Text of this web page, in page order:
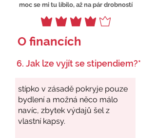
moc se mi tu líbilo, až na pár drobností
O financích
6. Jak lze vyjít se stipendiem?*